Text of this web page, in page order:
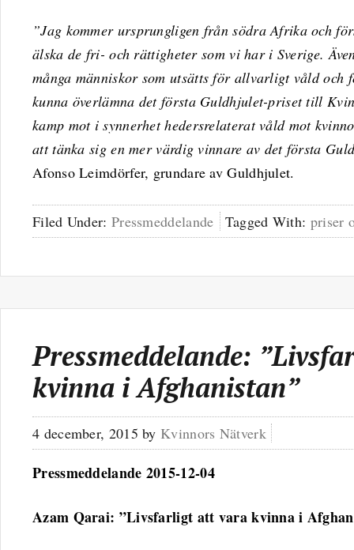
”Jag kommer ursprungligen från södra Afrika och
älska de fri- och rättigheter som vi har i Sverige.
många människor som utsätts för allvarligt våld
kunna överlämna det första Guldhjulet-priset till
kamp mot i synnerhet hedersrelaterat våld mot
att tänka sig en mer värdig vinnare av det första
Afonso Leimdörfer, grundare av Guldhjulet.
Filed Under: Pressmeddelande Tagged With: priser
Pressmeddelande:
kvinna i Afghanistan”
4 december, 2015 by Kvinnors Nätverk
Pressmeddelande 2015-12-04
Azam Qarai: ”Livsfarligt att vara kvinna i